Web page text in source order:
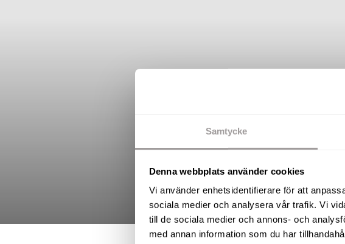
Samtycke
Denna webbplats använder cookies
Vi använder enhetsidentifierare för att
sociala medier och analysera vår trafik. Vi
till de sociala medier och annons- och
med annan information som du har